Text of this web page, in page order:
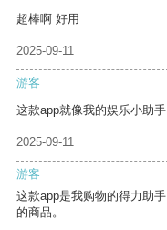
超棒啊 好用
2025-09-11
游客
这款app就像我的娱乐小助
2025-09-11
游客
这款app是我购物的得力助
的商品。